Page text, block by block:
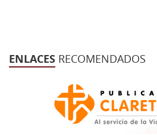
ENLACES RECOMENDADOS